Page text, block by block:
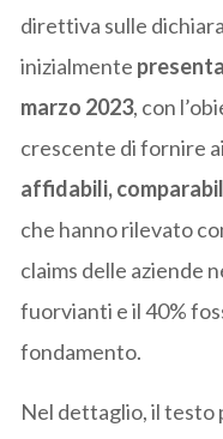
direttiva sulle
inizialmente
marzo 2023, con
crescente di fornire
affidabili,
che hanno rilevato
claims delle aziende
fuorvianti e il 40%
fondamento.
Nel dettaglio, il testo